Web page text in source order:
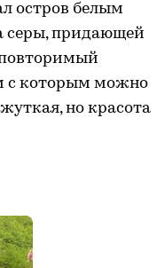
остров белым
серы, придающей
с которым можно
но красота